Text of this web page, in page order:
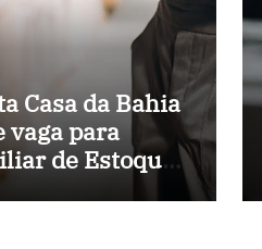
Casa da Bahia
vaga para
de Estoque